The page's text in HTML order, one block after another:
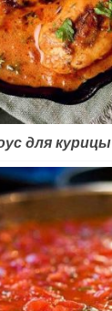
для курицы